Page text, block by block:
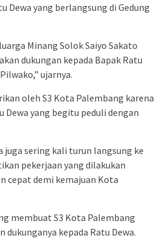
Dewa yang berlangsung di Gedung
Minang Solok Saiyo Sakato
dukungan kepada Bapak Ratu
ujarnya.
oleh S3 Kota Palembang karena
yang begitu peduli dengan
juga sering kali turun langsung ke
pekerjaan yang dilakukan
cepat demi kemajuan Kota
membuat S3 Kota Palembang
dukunganya kepada Ratu Dewa.